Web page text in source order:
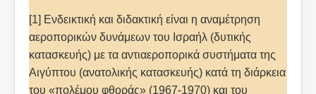
[1] Ενδεικτική και διδακτική είναι η αναμέτρηση
αεροπορικών δυνάμεων του Ισραήλ (δυτικής
κατασκευής) με τα αντιαεροπορικά συστήματα της
Αιγύπτου (ανατολικής κατασκευής) κατά τη διάρκεια
του «πολέμου φθοράς» (1967-1970) και του